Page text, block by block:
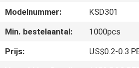
Modelnummer:
KSD301
Min. bestelaantal:
1000pcs
Prijs:
US$0.2-0.3